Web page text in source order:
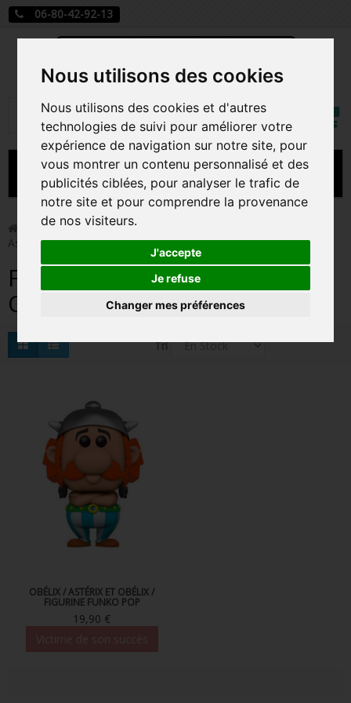
Nous utilisons des cookies
Nous utilisons des cookies et d'autres
technologies de suivi pour améliorer votre
expérience de navigation sur notre site, pour
vous montrer un contenu personnalisé et des
publicités ciblées, pour analyser le trafic de
notre site et pour comprendre la provenance
de nos visiteurs.
J'accepte
Je refuse
Changer mes préférences
06-80-42-92-13
Rechercher
Mon
MENU
CARTE A JOUER
PRÉCOMMANDE FIGURINES POP
FIGURINES POP MANGA
FIGURINES POP DISNEY
FIGURINES POP MARVEL
FIGURINES POP SÉRIE TV
FIGURINES POP AUTRES FILMS
FIGURINES POP SPORTS
FIGURINES POP ANIME
FIGURINES POP HARRY POTTER
FIGURINES POP STRANGER THINGS
FIGURINES POP SEIGNEUR DES ANNEAUX
FIGURINES POP DC COMICS
Funko Pop! > Figurines Pop Anime
Astérix Et Obélix
Figurines Pop Astérix Et
Obélix
Tri
OBÉLIX / ASTÉRIX ET OBÉLIX /
FIGURINE FUNKO POP
19,90 €